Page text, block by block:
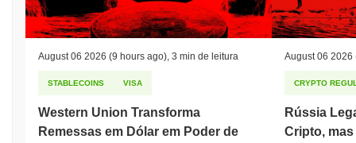
August 06 2026 (9 hours ago), 3 min de leitura
STABLECOINS VISA
Western Union Transforma
Remessas em Dólar em Poder de
August 06 2026
CRYPTO
Rússia
Cripto,